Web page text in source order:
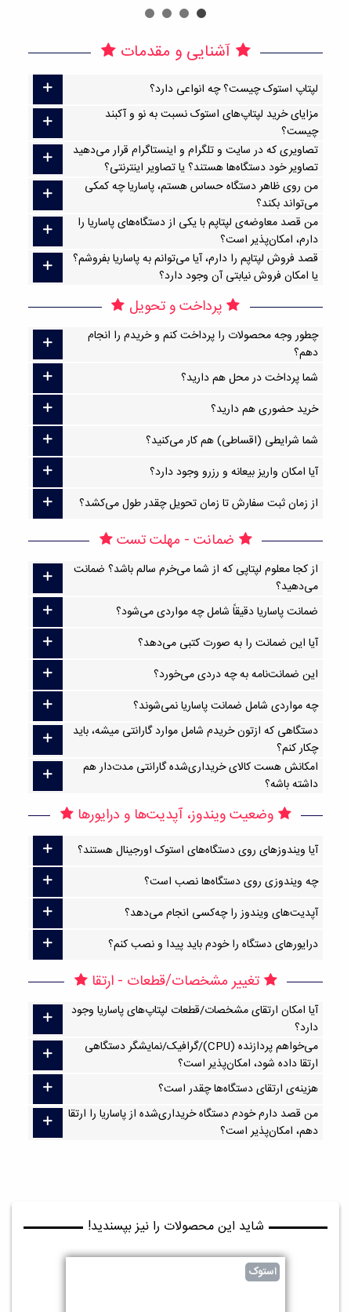
آشنایی و مقدمات
لپتاپ استوک چیست؟ چه انواعی دارد؟
مزایای خرید لپتاپ‌های استوک نسبت به نو و آکبند
چیست؟
تصاویری که در سایت و تلگرام و اینستاگرام قرار می‌دهید
تصاویر خود دستگاه‌ها هستند؟ یا تصاویر اینترنتی؟
من روی ظاهر دستگاه حساس هستم، پاساریا چه کمکی
می‌تواند بکند؟
من قصد معاوضه‌ی لپتاپم با یکی از دستگاه‌های پاساریا را
دارم، امکان‌پذیر است؟
قصد فروش لپتاپم را دارم، آیا می‌توانم به پاساریا بفروشم؟
یا امکان فروش نیابتی آن وجود دارد؟
پرداخت و تحویل
چطور وجه محصولات را پرداخت کنم و خریدم را انجام
دهم؟
شما پرداخت در محل هم دارید؟
خرید حضوری هم دارید؟
شما شرایطی (اقساطی) هم کار می‌کنید؟
آیا امکان واریز بیعانه و رزرو وجود دارد؟
از زمان ثبت سفارش تا زمان تحویل چقدر طول می‌کشد؟
ضمانت - مهلت تست
از کجا معلوم لپتاپی که از شما می‌خرم سالم باشد؟ ضمانت
می‌دهید؟
ضمانت پاساریا دقیقاً شامل چه مواردی می‌شود؟
آیا این ضمانت را به صورت کتبی می‌دهد؟
این ضمانت‌نامه به چه دردی می‌خورد؟
چه مواردی شامل ضمانت پاساریا نمی‌شوند؟
دستگاهی که ازتون خریدم شامل موارد گارانتی میشه، باید
چکار کنم؟
امکانش هست کالای خریداری‌شده گارانتی مدت‌دار هم
داشته باشه؟
وضعیت ویندوز، آپدیت‌ها و درایورها
آیا ویندوزهای روی دستگاه‌های استوک اورجینال هستند؟
چه ویندوزی روی دستگاه‌ها نصب است؟
آپدیت‌های ویندوز را چه‌کسی انجام می‌دهد؟
درایورهای دستگاه را خودم باید پیدا و نصب کنم؟
تغییر مشخصات/قطعات - ارتقا
آیا امکان ارتقا‌ی مشخصات/قطعات لپتاپ‌های پاساریا وجود
دارد؟
می‌خواهم پردازنده (CPU)/گرافیک/نمایشگر دستگاهی
ارتقا داده شود، امکان‌پذیر است؟
هزینه‌ی ارتقای دستگاه‌ها چقدر است؟
من قصد دارم خودم دستگاه خریداری‌شده از پاساریا را ارتقا
دهم، امکان‌پذیر است؟
شاید این محصولات را نیز بپسندید!
استوک